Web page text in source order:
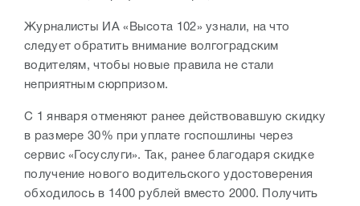
Журналисты ИА «Высота 102» узнали, на что
следует обратить внимание волгоградским
водителям, чтобы новые правила не стали
неприятным сюрпризом.
С 1 января отменяют ранее действовавшую скидку
в размере 30% при уплате госпошлины через
сервис «Госуслуги». Так, ранее благодаря скидке
получение нового водительского удостоверения
обходилось в 1400 рублей вместо 2000. Получить